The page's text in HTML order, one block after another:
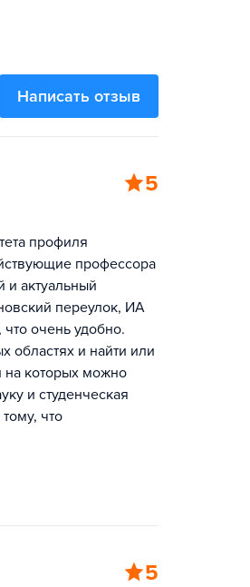
Написать отзыв
5
профиля
профессора
актуальный
переулок, ИА
очень удобно.
областях и найти или
на которых можно
и студенческая
что
5